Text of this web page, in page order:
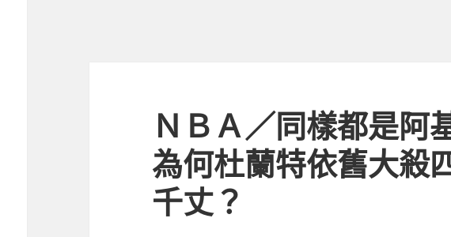
ＮＢＡ／同樣都是阿
為何杜蘭特依舊大殺
千丈？